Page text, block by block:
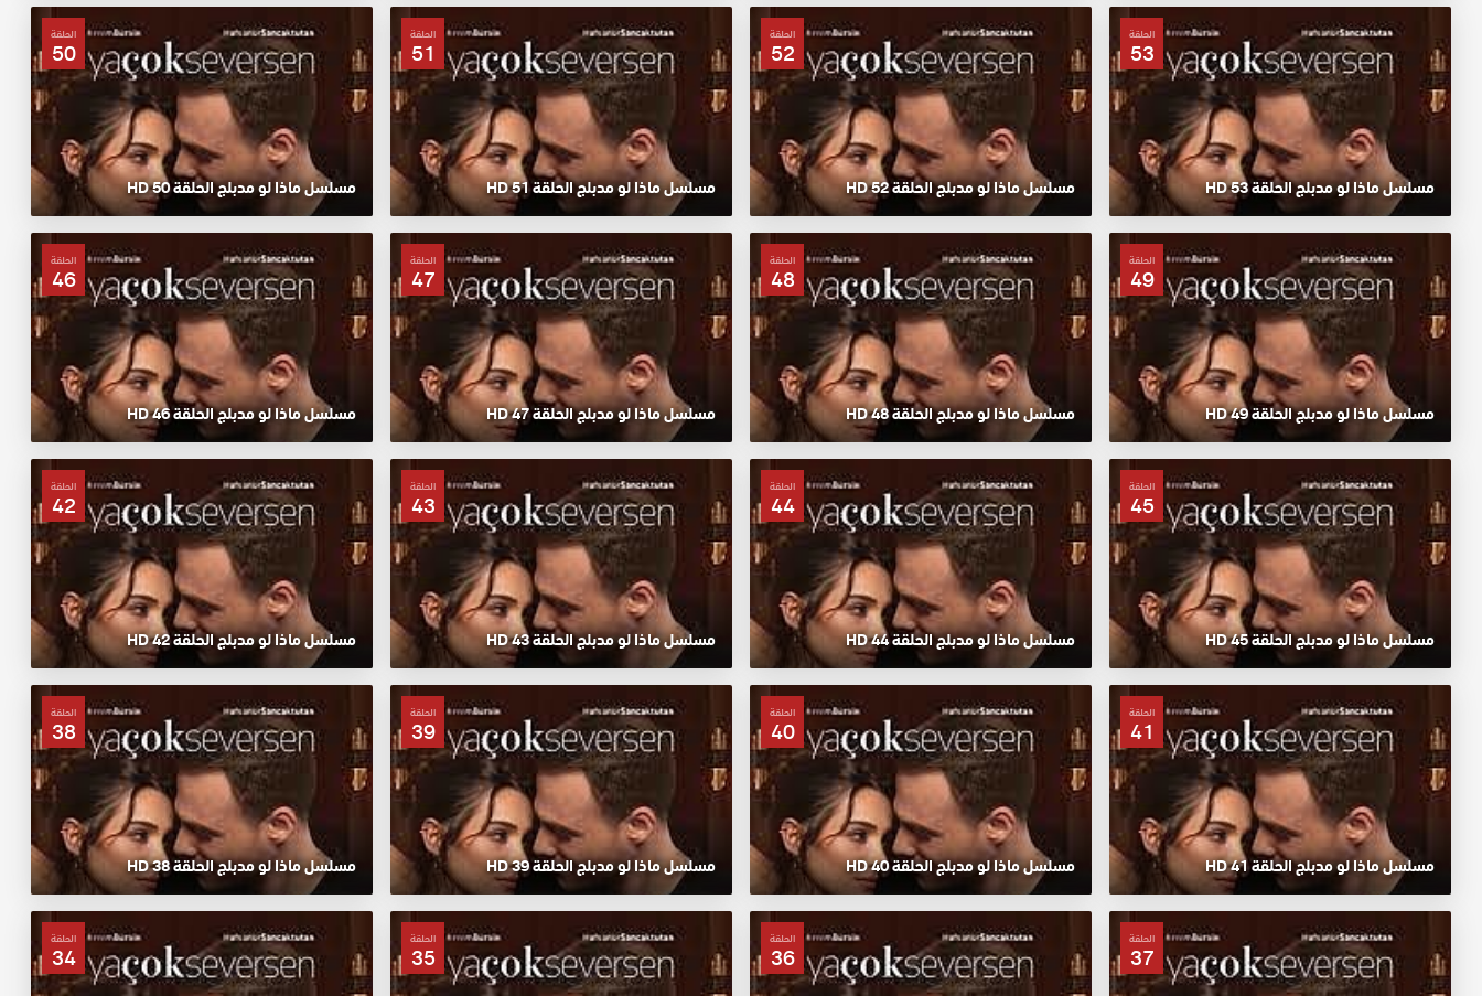
الحلقة
53
مسلسل ماذا لو مدبلج الحلقة 53 HD
الحلقة
52
مسلسل ماذا لو مدبلج الحلقة 52 HD
الحلقة
51
مسلسل ماذا لو مدبلج الحلقة 51 HD
الحلقة
50
مسلسل ماذا لو مدبلج الحلقة 50 HD
الحلقة
49
مسلسل ماذا لو مدبلج الحلقة 49 HD
الحلقة
48
مسلسل ماذا لو مدبلج الحلقة 48 HD
الحلقة
47
مسلسل ماذا لو مدبلج الحلقة 47 HD
الحلقة
46
مسلسل ماذا لو مدبلج الحلقة 46 HD
الحلقة
45
مسلسل ماذا لو مدبلج الحلقة 45 HD
الحلقة
44
مسلسل ماذا لو مدبلج الحلقة 44 HD
الحلقة
43
مسلسل ماذا لو مدبلج الحلقة 43 HD
الحلقة
42
مسلسل ماذا لو مدبلج الحلقة 42 HD
الحلقة
41
مسلسل ماذا لو مدبلج الحلقة 41 HD
الحلقة
40
مسلسل ماذا لو مدبلج الحلقة 40 HD
الحلقة
39
مسلسل ماذا لو مدبلج الحلقة 39 HD
الحلقة
38
مسلسل ماذا لو مدبلج الحلقة 38 HD
الحلقة
37
الحلقة
36
الحلقة
35
الحلقة
34